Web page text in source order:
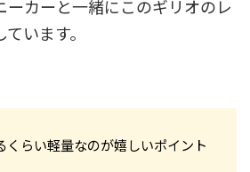
ーカーと一緒にこのギリオのレ
います。
くらい軽量なのが嬉しいポイント